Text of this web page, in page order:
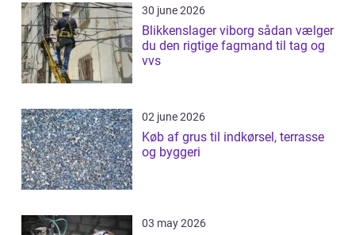
30 june 2026
Blikkenslager viborg sådan vælger
du den rigtige fagmand til tag og
vvs
02 june 2026
Køb af grus til indkørsel, terrasse
og byggeri
03 may 2026